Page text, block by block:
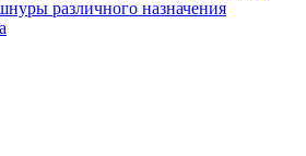
различного назначения